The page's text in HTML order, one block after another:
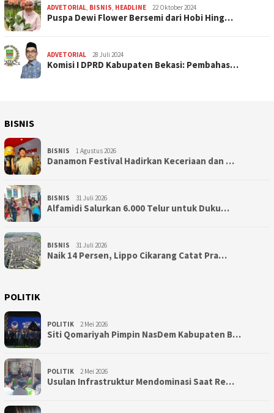
ADVETORIAL BISNIS HEADLINE 22 Oktober 2024
Puspa Dewi Flower Bersemi dari Hobi Hing…
ADVETORIAL 28 Juli 2024
Komisi I DPRD Kabupaten Bekasi: Pembahas…
BISNIS
BISNIS 1 Agustus 2026
Danamon Festival Hadirkan Keceriaan dan …
BISNIS 31 Juli 2026
Alfamidi Salurkan 6.000 Telur untuk Duku…
BISNIS 31 Juli 2026
Naik 14 Persen, Lippo Cikarang Catat Pra…
POLITIK
POLITIK 2 Mei 2026
Siti Qomariyah Pimpin NasDem Kabupaten B…
POLITIK 2 Mei 2026
Usulan Infrastruktur Mendominasi Saat Re…